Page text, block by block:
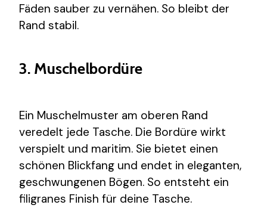
Fäden sauber zu vernähen. So bleibt der
Rand stabil.
3. Muschelbordüre
Ein Muschelmuster am oberen Rand
veredelt jede Tasche. Die Bordüre wirkt
verspielt und maritim. Sie bietet einen
schönen Blickfang und endet in eleganten,
geschwungenen Bögen. So entsteht ein
filigranes Finish für deine Tasche.